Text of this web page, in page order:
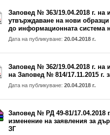
Заповед № 363/19.04.2018 г. на
утвърждаване на нови
до информационната система
Дата на публикуване: 20.04.2018 г.
Заповед № 362/19.04.2018 г. на
на Заповед № 814/17.11.2015
Дата на публикуване: 20.04.2018 г.
Заповед № РД 49-81/17.04.2018
изменение на заявления за
ЗГ